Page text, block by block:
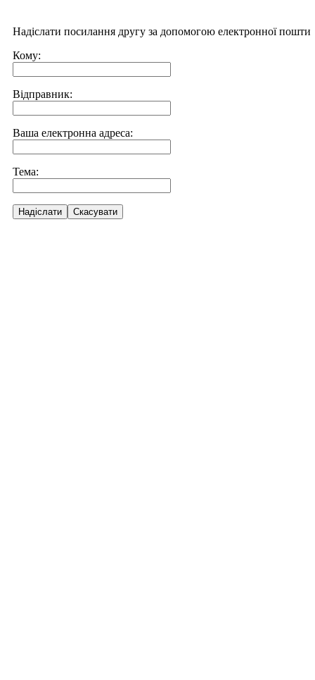
Надіслати посилання другу за допомогою електронної пошти
Кому:
Відправник:
Ваша електронна адреса:
Тема:
Надіслати Скасувати